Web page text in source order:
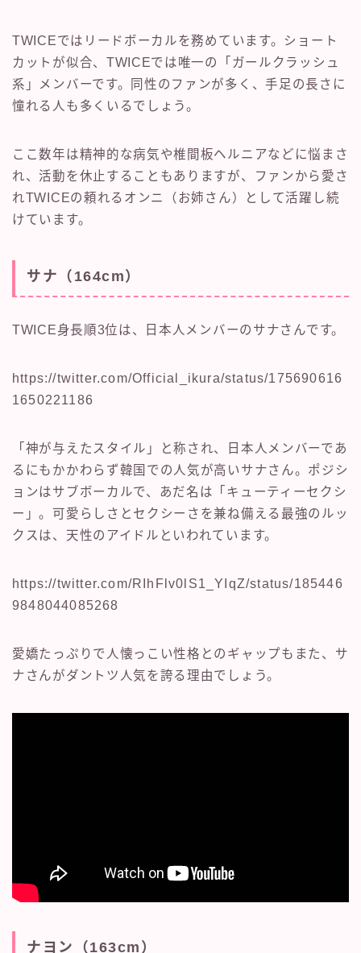
TWICEではリードボーカルを務めています。ショート
カットが似合、TWICEでは唯一の「ガールクラッシュ
系」メンバーです。同性のファンが多く、手足の長さに
憧れる人も多くいるでしょう。
ここ数年は精神的な病気や椎間板ヘルニアなどに悩まさ
れ、活動を休止することもありますが、ファンから愛さ
れTWICEの頼れるオンニ（お姉さん）として活躍し続
けています。
サナ（164cm）
TWICE身長順3位は、日本人メンバーのサナさんです。
https://twitter.com/Official_ikura/status/175690616
1650221186
「神が与えたスタイル」と称され、日本人メンバーであ
るにもかかわらず韓国での人気が高いサナさん。ポジシ
ョンはサブボーカルで、あだ名は「キューティーセクシ
ー」。可愛らしさとセクシーさを兼ね備える最強のルッ
クスは、天性のアイドルといわれています。
https://twitter.com/RIhFlv0lS1_YIqZ/status/185446
9848044085268
愛嬌たっぷりで人懐っこい性格とのギャップもまた、サ
ナさんがダントツ人気を誇る理由でしょう。
ナヨン（163cm）